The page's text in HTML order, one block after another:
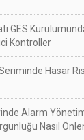
GES
Kontroller
Hasar
Alarm
Nasıl